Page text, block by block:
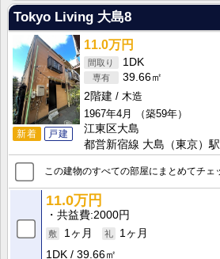
Tokyo Living 大島8
新着 戸建
11.0万円
1DK
39.66㎡
2階建
木造
1967年4月
（築59年）
江東区大島
都営新宿線 大島（東京）
この建物のすべての部屋にまとめてチェ
11.0万円
共益費 2000円
1ヶ月
1ヶ月
1DK
39.66㎡